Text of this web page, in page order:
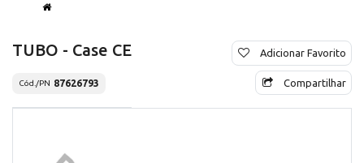
TUBO - Case CE
Cód./PN 87626793
Adicionar Favorito
Compartilhar